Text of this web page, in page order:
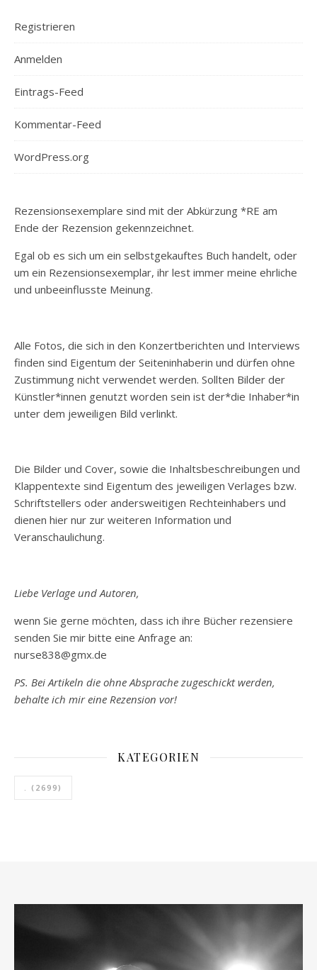
Registrieren
Anmelden
Eintrags-Feed
Kommentar-Feed
WordPress.org
Rezensionsexemplare sind mit der Abkürzung *RE am
Ende der Rezension gekennzeichnet.
Egal ob es sich um ein selbstgekauftes Buch handelt, oder
um ein Rezensionsexemplar, ihr lest immer meine ehrliche
und unbeeinflusste Meinung.
Alle Fotos, die sich in den Konzertberichten und Interviews
finden sind Eigentum der Seiteninhaberin und dürfen ohne
Zustimmung nicht verwendet werden. Sollten Bilder der
Künstler*innen genutzt worden sein ist der*die Inhaber*in
unter dem jeweiligen Bild verlinkt.
Die Bilder und Cover, sowie die Inhaltsbeschreibungen und
Klappentexte sind Eigentum des jeweiligen Verlages bzw.
Schriftstellers oder andersweitigen Rechteinhabers und
dienen hier nur zur weiteren Information und
Veranschaulichung.
Liebe Verlage und Autoren,
wenn Sie gerne möchten, dass ich ihre Bücher rezensiere
senden Sie mir bitte eine Anfrage an:
nurse838@gmx.de
PS. Bei Artikeln die ohne Absprache zugeschickt werden,
behalte ich mir eine Rezension vor!
KATEGORIEN
. (2699)